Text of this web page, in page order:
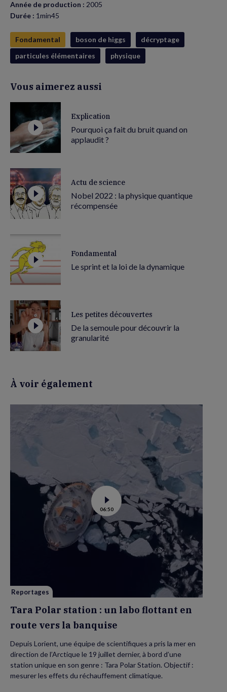
Année de production : 2005
Durée : 1min45
Fondamental boson de higgs
décryptage
particules élémentaires
physique
Vous aimerez aussi
Explication
Pourquoi ça fait du bruit quand on
applaudit ?
Actu de science
Nobel 2022 : la physique quantique
récompensée
Fondamental
Le sprint et la loi de la dynamique
Les petites découvertes
De la semoule pour découvrir la
granularité
À voir également
Voir
la
vidéo
de
Tara
Polar
station
:
la
06:50
Reportages
Tara Polar station : un labo flottant en
route vers la banquise
Depuis Lorient, une équipe de scientifiques a pris la mer en
direction de l’Arctique le 19 juillet dernier, à bord d’une
station unique en son genre : Tara Polar Station. Objectif :
mesurer les effets du réchauffement climatique.